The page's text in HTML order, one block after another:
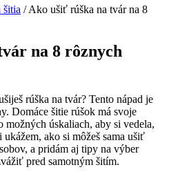
/Ako ušiť rúška na tvár na 8
na 8 rôznych
rúška na tvár? Tento nápad je
Domáce šitie rúšok má svoje
úskaliach, aby si vedela,
ako si môžeš sama ušiť
a pridám aj tipy na výber
pred samotným šitím.